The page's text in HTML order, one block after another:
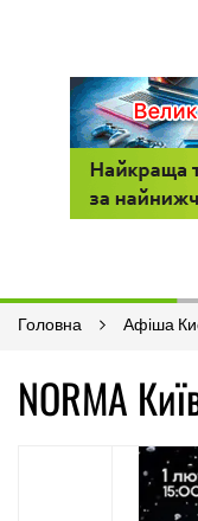
Головна Афіша
NORMA